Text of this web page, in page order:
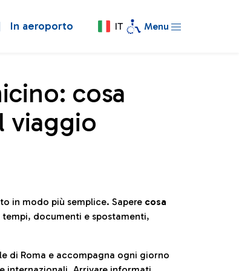
In aeroporto IT Menu
cosa
viaggio
in modo più semplice. Sapere cosa
documenti e spostamenti,
di Roma e accompagna ogni giorno